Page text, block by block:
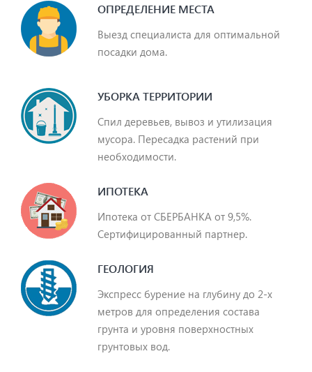
ОПРЕДЕЛЕНИЕ МЕСТА
Выезд специалиста для оптимальной
посадки дома.
УБОРКА ТЕРРИТОРИИ
Спил деревьев, вывоз и утилизация
мусора. Пересадка растений при
необходимости.
ИПОТЕКА
Ипотека от СБЕРБАНКА от 9,5%.
Сертифицированный партнер.
ГЕОЛОГИЯ
Экспресс бурение на глубину до 2-х
метров для определения состава
грунта и уровня поверхностных
грунтовых вод.